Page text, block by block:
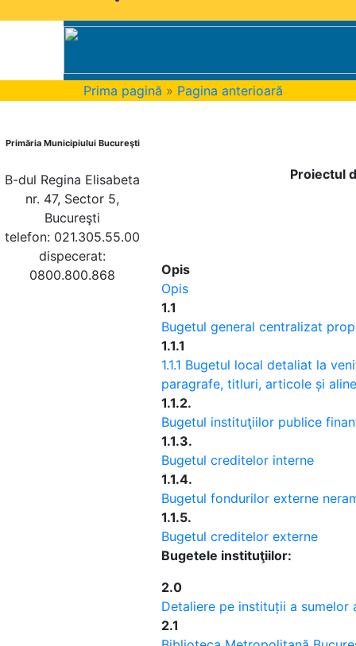
Prima pagină » Pagina anterioară
Primăria Municipiului Bucureşti
B-dul Regina Elisabeta
nr. 47, Sector 5,
Bucureşti
telefon: 021.305.55.00
dispecerat:
0800.800.868
Proiectul
Opis
Opis
1.1
Bugetul general centralizat
1.1.1
1.1.1 Bugetul local detaliat la
paragrafe, titluri, articole și
1.1.2.
Bugetul instituţiilor publice
1.1.3.
Bugetul creditelor interne
1.1.4.
Bugetul fondurilor externe
1.1.5.
Bugetul creditelor externe
Bugetele instituţiilor:
2.0
Detaliere pe instituții a
2.1